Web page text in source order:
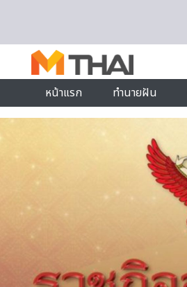
หน้าแรก
ทำนายฝัน